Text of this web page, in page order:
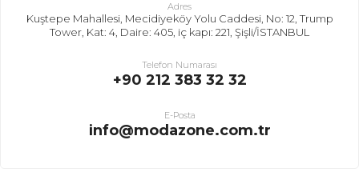
Adres
Kuştepe Mahallesi, Mecidiyeköy Yolu Caddesi, No: 12, Trump
Tower, Kat: 4, Daire: 405, iç kapı: 221, Şişli/İSTANBUL
Telefon Numarası
+90 212 383 32 32
E-Posta
info@modazone.com.tr